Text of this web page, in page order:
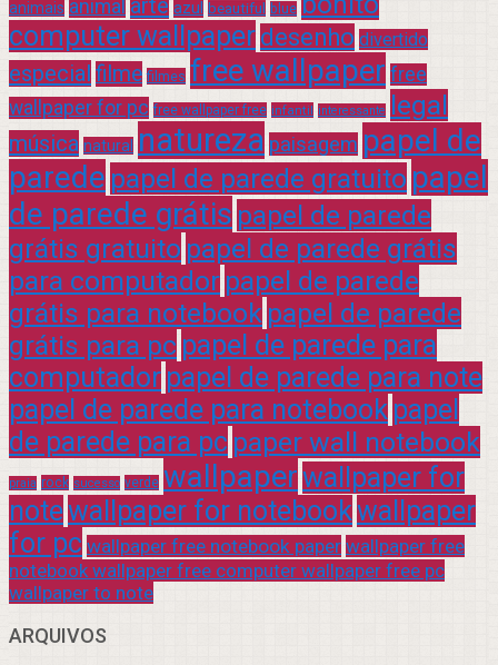
animais animal azul beautiful blue
computer wallpaper desenho divertido
especial filme filmes free wallpaper free
wallpaper for pc free wallpaper free infantil interessante legal
música natural natureza paisagem papel de
parede papel de parede gratuito papel
de parede grátis papel de parede
grátis gratuito papel de parede grátis
para computador papel de parede
grátis para notebook papel de parede
grátis para pc papel de parede para
computador papel de parede para note
papel de parede para notebook papel
de parede para pc paper wall notebook
praia rock sucesso verde wallpaperwallpaper for
notewallpaper for notebookwallpaper
for pc wallpaper free notebook paper wallpaper free
notebook wallpaper free computer wallpaper free pc
wallpaper to note
ARQUIVOS